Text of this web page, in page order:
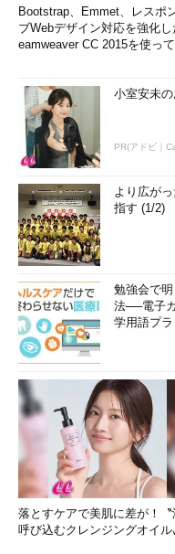
Bootstrap、Emmet、レスポ
ブWebデザイン対応を強化し
eamweaver CC 2015を使って
小室安未
PR(アドビ｜
より広が
指す (1/2)
勉強会で
法──電子
学用語プ
落とすケアで美肌に差が！〝
呼び込むクレンジングオイル